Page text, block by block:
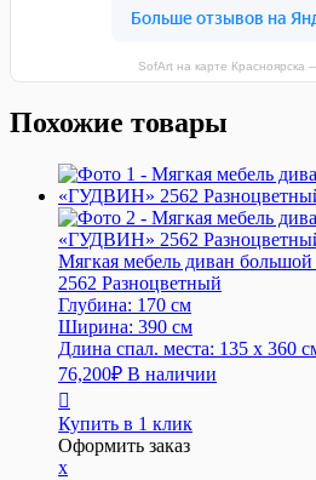
SofArt на карте Красноярска
Похожие товары
Мягкая мебель диван
2562 Разноцветный
Глубина: 170 см
Ширина: 390 см
Длина спал. места: 135 x 360
76,200₽ В наличии
Купить в 1 клик
Оформить заказ
x